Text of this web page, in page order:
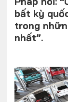
DÒNG XE
FOLLOW
bất kỳ
trong
nhất”.